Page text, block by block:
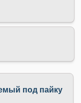
под пайку